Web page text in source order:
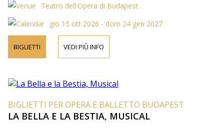
Teatro dell'Opera di Budapest
gio 15 ott 2026 - dom 24 gen 2027
BIGLIETTI VEDI PIÙ INFO
BIGLIETTI PER OPERA E BALLETTO BUDAPEST
LA BELLA E LA BESTIA, MUSICAL